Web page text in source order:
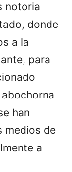
notoria
donde
a la
para
han
medios de
a